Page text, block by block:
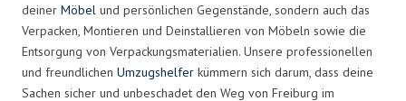
deiner Möbel und persönlichen Gegenstände, sondern auch das
Verpacken, Montieren und Deinstallieren von Möbeln sowie die
Entsorgung von Verpackungsmaterialien. Unsere professionellen
und freundlichen Umzugshelfer kümmern sich darum, dass deine
Sachen sicher und unbeschadet den Weg von Freiburg im